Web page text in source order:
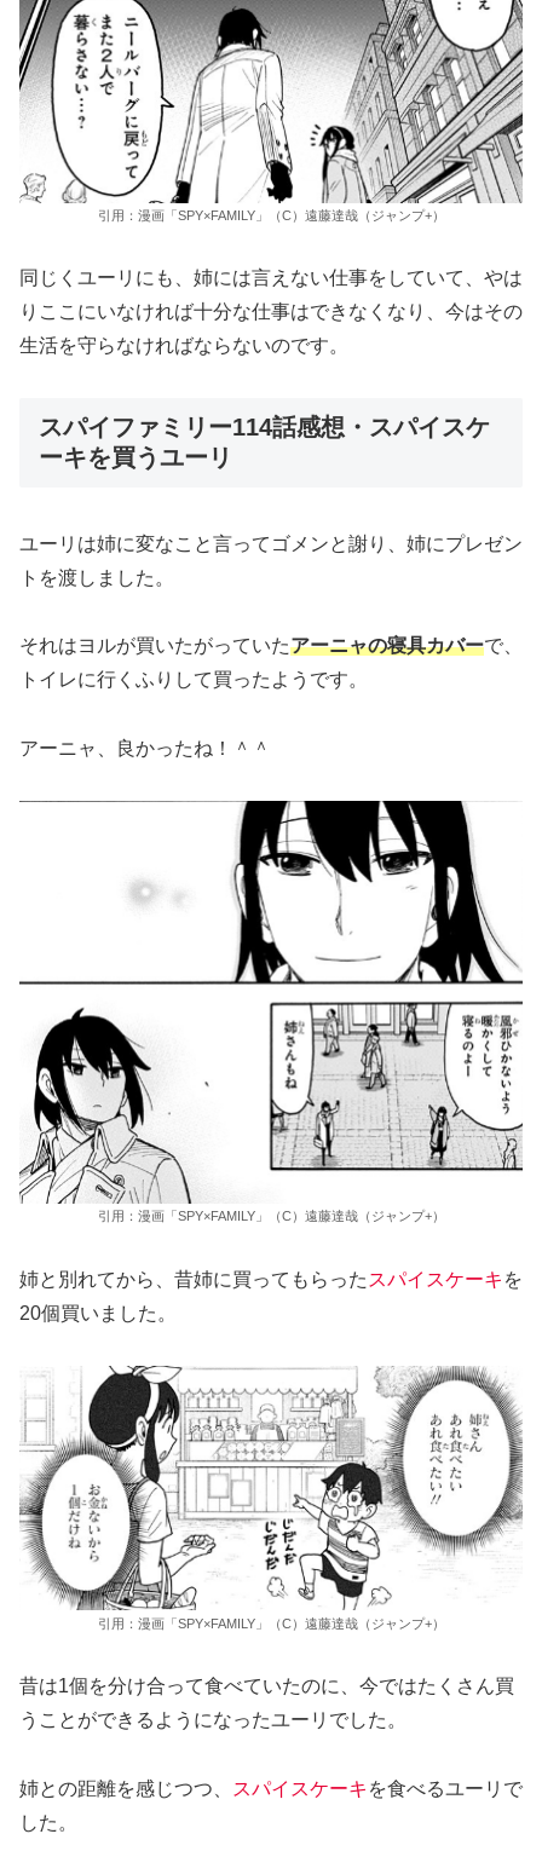
引用：漫画「SPY×FAMILY」（C）遠藤達哉（ジャンプ+）
同じくユーリにも、姉には言えない仕事をしていて、やは
りここにいなければ十分な仕事はできなくなり、今はその
生活を守らなければならないのです。
スパイファミリー114話感想・スパイスケ
ーキを買うユーリ
ユーリは姉に変なこと言ってゴメンと謝り、姉にプレゼン
トを渡しました。
それはヨルが買いたがっていたアーニャの寝具カバーで、
トイレに行くふりして買ったようです。
アーニャ、良かったね！＾＾
引用：漫画「SPY×FAMILY」（C）遠藤達哉（ジャンプ+）
姉と別れてから、昔姉に買ってもらった スパイスケーキ を
20個買いました。
引用：漫画「SPY×FAMILY」（C）遠藤達哉（ジャンプ+）
昔は1個を分け合って食べていたのに、今ではたくさん買
うことができるようになったユーリでした。
姉との距離を感じつつ、 スパイスケーキ を食べるユーリで
した。